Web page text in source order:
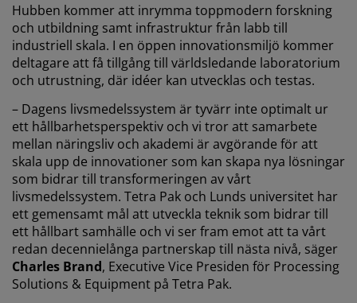
Hubben kommer att inrymma toppmodern forskning
och utbildning samt infrastruktur från labb till
industriell skala. I en öppen innovationsmiljö kommer
deltagare att få tillgång till världsledande laboratorium
och utrustning, där idéer kan utvecklas och testas.
– Dagens livsmedelssystem är tyvärr inte optimalt ur
ett hållbarhetsperspektiv och vi tror att samarbete
mellan näringsliv och akademi är avgörande för att
skala upp de innovationer som kan skapa nya lösningar
som bidrar till transformeringen av vårt
livsmedelssystem. Tetra Pak och Lunds universitet har
ett gemensamt mål att utveckla teknik som bidrar till
ett hållbart samhälle och vi ser fram emot att ta vårt
redan decennielånga partnerskap till nästa nivå, säger
Charles Brand, Executive Vice Presiden för Processing
Solutions & Equipment på Tetra Pak.